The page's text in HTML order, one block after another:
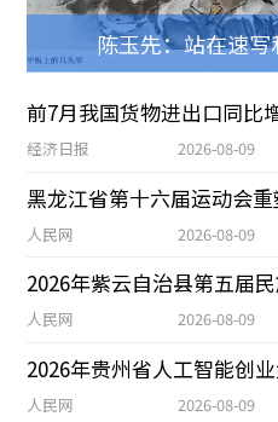
陈玉先：站在速
前7月我国货物进出口同比
经济日报 2026-08-09
黑龙江省第十六届运动会
人民网 2026-08-09
2026年紫云自治县第五届
人民网 2026-08-09
2026年贵州省人工智能创
人民网 2026-08-09